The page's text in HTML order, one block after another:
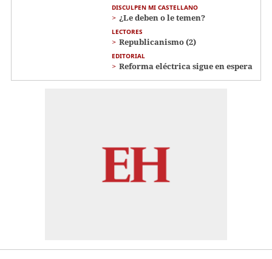
DISCULPEN MI CASTELLANO
¿Le deben o le temen?
LECTORES
Republicanismo (2)
EDITORIAL
Reforma eléctrica sigue en espera